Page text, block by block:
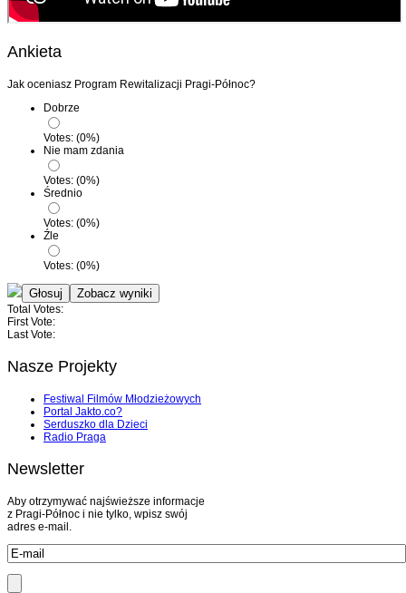
Ankieta
Jak oceniasz Program Rewitalizacji Pragi-Północ?
Dobrze
Votes: (0%)
Nie mam zdania
Votes: (0%)
Średnio
Votes: (0%)
Źle
Votes: (0%)
Total Votes:
First Vote:
Last Vote:
Nasze Projekty
Festiwal Filmów Młodzieżowych
Portal Jakto.co?
Serduszko dla Dzieci
Radio Praga
Newsletter
Aby otrzymywać najświeższe informacje
z Pragi-Północ i nie tylko, wpisz swój
adres e-mail.